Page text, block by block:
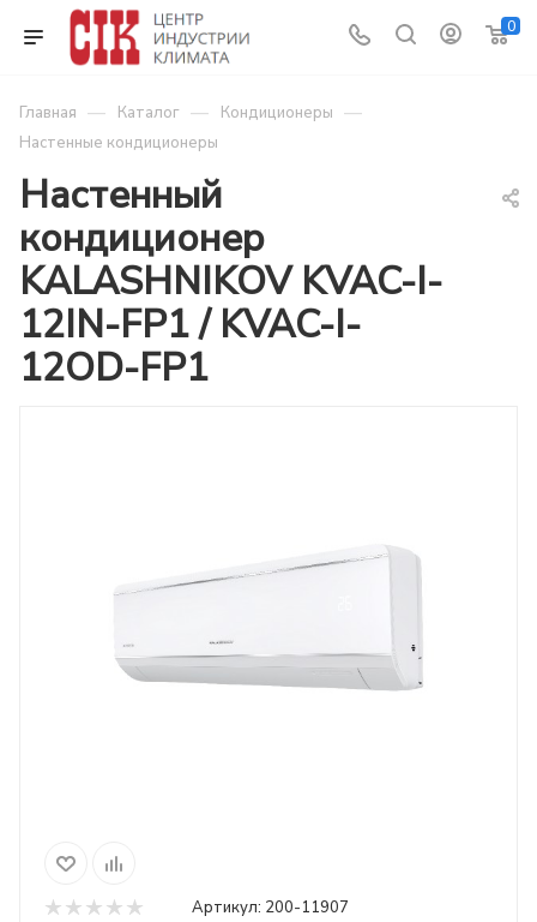
0
Главная — Каталог — Кондиционеры —
Настенные кондиционеры
Настенный
кондиционер
KALASHNIKOV KVAC-I-
12IN-FP1 / KVAC-I-
12OD-FP1
Артикул: 200-11907